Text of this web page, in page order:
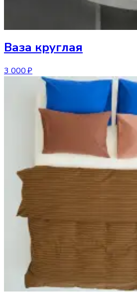
Ваза круглая
3 000 ₽